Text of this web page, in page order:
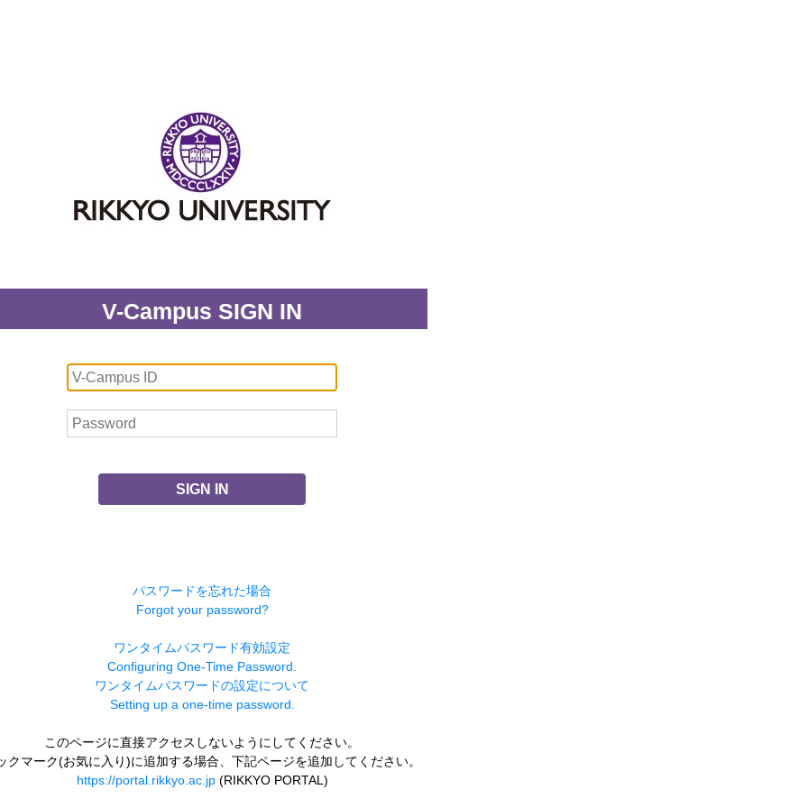
V-Campus SIGN IN
SIGN IN
パスワードを忘れた場合
Forgot your password?
ワンタイムパスワード有効設定
Configuring One-Time Password.
ワンタイムパスワードの設定について
Setting up a one-time password.
このページに直接アクセスしないようにしてください。
クマーク(お気に入り)に追加する場合、下記ページを追加してください。
https://portal.rikkyo.ac.jp(RIKKYO PORTAL)